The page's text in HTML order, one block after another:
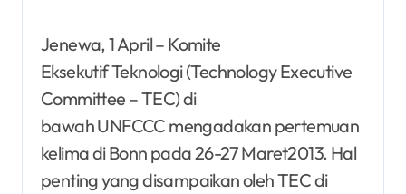
Jenewa, 1 April – Komite
Eksekutif Teknologi (Technology Executive
Committee – TEC) di
bawah UNFCCC mengadakan pertemuan
kelima di Bonn pada 26-27 Maret2013. Hal
penting yang disampaikan oleh TEC di